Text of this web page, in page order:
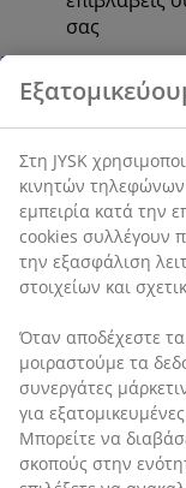
σας
διαθέσιμη
Φορμαρισμένος
Ο αφρός μνήμης
λαιμό και τους
σας να βυθιστεί
βάρος σας
αποσυμπίεση
ανοιχτή
του αέρα σε όλο
μνήμης AIR δεν
δωματίου, οπότε
υποστηρικτικός,
περιβάλλον